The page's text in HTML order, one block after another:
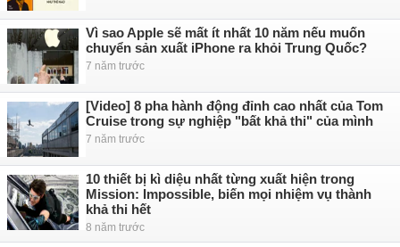
Vì sao Apple sẽ mất ít nhất 10 năm nếu muốn
chuyển sản xuất iPhone ra khỏi Trung Quốc?
7 năm trước
[Video] 8 pha hành động đỉnh cao nhất của Tom
Cruise trong sự nghiệp "bất khả thi" của mình
7 năm trước
10 thiết bị kì diệu nhất từng xuất hiện trong
Mission: Impossible, biến mọi nhiệm vụ thành
khả thi hết
8 năm trước